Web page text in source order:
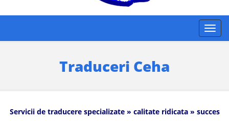
Traduceri Ceha
Servicii de traducere specializate » calitate ridicata » succes